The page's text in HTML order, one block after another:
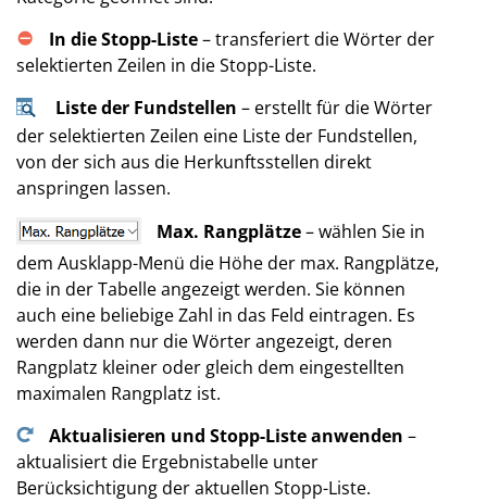
In die Stopp-Liste– transferiert die Wörter der
selektierten Zeilen in die Stopp-Liste.
Liste der Fundstellen – erstellt für die Wörter
der selektierten Zeilen eine Liste der Fundstellen,
von der sich aus die Herkunftsstellen direkt
anspringen lassen.
Max. Rangplätze– wählen Sie in
dem Ausklapp-Menü die Höhe der max. Rangplätze,
die in der Tabelle angezeigt werden. Sie können
auch eine beliebige Zahl in das Feld eintragen. Es
werden dann nur die Wörter angezeigt, deren
Rangplatz kleiner oder gleich dem eingestellten
maximalen Rangplatz ist.
Aktualisieren und Stopp-Liste anwenden –
aktualisiert die Ergebnistabelle unter
Berücksichtigung der aktuellen Stopp-Liste.